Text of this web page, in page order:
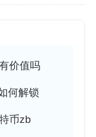
中心化N
价值吗
何解锁
币zb